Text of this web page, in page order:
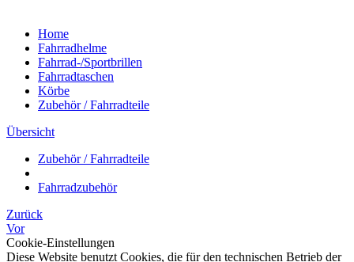
Home
Fahrradhelme
Fahrrad-/Sportbrillen
Fahrradtaschen
Körbe
Zubehör / Fahrradteile
Übersicht
Zubehör / Fahrradteile
Fahrradzubehör
Zurück
Vor
Cookie-Einstellungen
Diese Website benutzt Cookies, die für den technischen Betrieb der